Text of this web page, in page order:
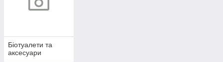
Біотуалети та
аксесуари